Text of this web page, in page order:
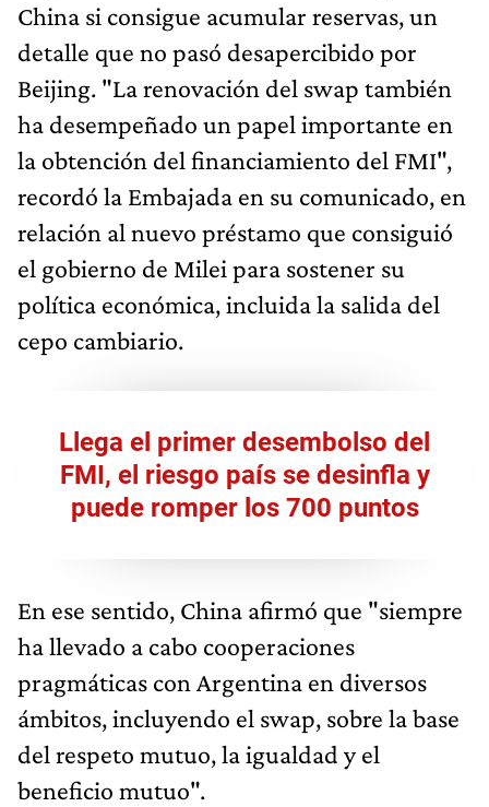
China si consigue acumular reservas, un
detalle que no pasó desapercibido por
Beijing. "La renovación del swap también
ha desempeñado un papel importante en
la obtención del financiamiento del FMI",
recordó la Embajada en su comunicado, en
relación al nuevo préstamo que consiguió
el gobierno de Milei para sostener su
política económica, incluida la salida del
cepo cambiario.
Llega el primer desembolso del
FMI, el riesgo país se desinfla y
puede romper los 700 puntos
En ese sentido, China afirmó que "siempre
ha llevado a cabo cooperaciones
pragmáticas con Argentina en diversos
ámbitos, incluyendo el swap, sobre la base
del respeto mutuo, la igualdad y el
beneficio mutuo".